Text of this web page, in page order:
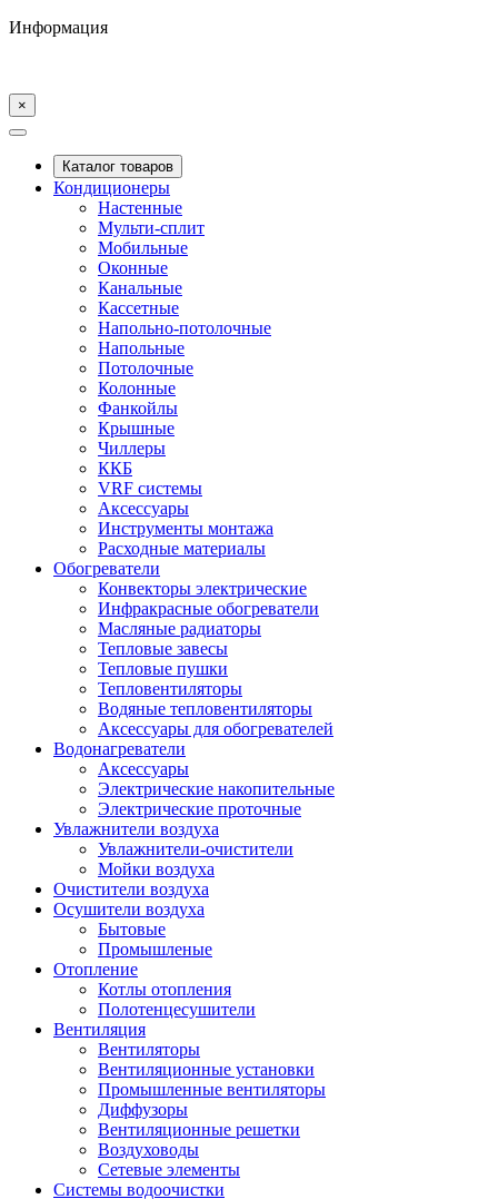
Информация
×
Каталог товаров
Кондиционеры
Настенные
Мульти-сплит
Мобильные
Оконные
Канальные
Кассетные
Напольно-потолочные
Напольные
Потолочные
Колонные
Фанкойлы
Крышные
Чиллеры
ККБ
VRF системы
Аксессуары
Инструменты монтажа
Расходные материалы
Обогреватели
Конвекторы электрические
Инфракрасные обогреватели
Масляные радиаторы
Тепловые завесы
Тепловые пушки
Тепловентиляторы
Водяные тепловентиляторы
Аксессуары для обогревателей
Водонагреватели
Аксессуары
Электрические накопительные
Электрические проточные
Увлажнители воздуха
Увлажнители-очистители
Мойки воздуха
Очистители воздуха
Осушители воздуха
Бытовые
Промышленые
Отопление
Котлы отопления
Полотенцесушители
Вентиляция
Вентиляторы
Вентиляционные установки
Промышленные вентиляторы
Диффузоры
Вентиляционные решетки
Воздуховоды
Сетевые элементы
Системы водоочистки